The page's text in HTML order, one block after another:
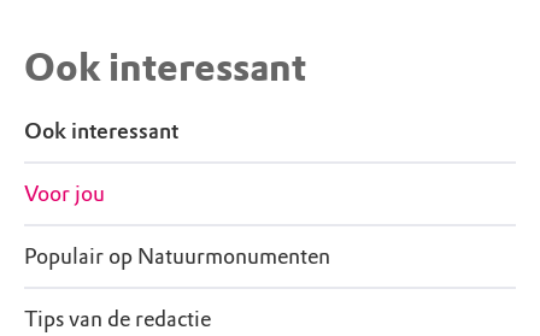
Ook interessant
Ook interessant
Voor jou
Populair op Natuurmonumenten
Tips van de redactie